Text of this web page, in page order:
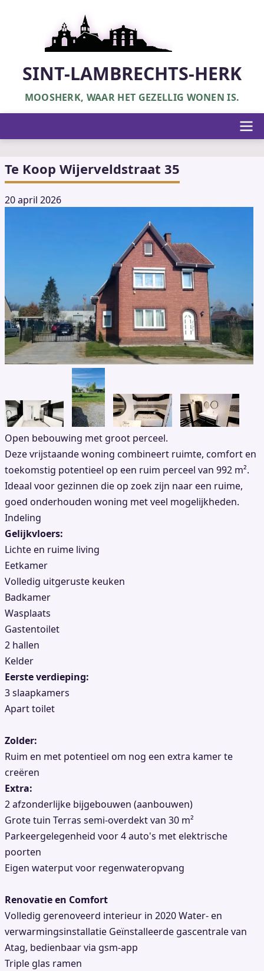
SINT-LAMBRECHTS-HERK
MOOSHERK, WAAR HET GEZELLIG WONEN IS.
Te Koop Wijerveldstraat 35
20 april 2026
Open bebouwing met groot perceel.
Deze vrijstaande woning combineert ruimte, comfort en
toekomstig potentieel op een ruim perceel van 992 m².
Ideaal voor gezinnen die op zoek zijn naar een ruime,
goed onderhouden woning met veel mogelijkheden.
Indeling
Gelijkvloers:
Lichte en ruime living
Eetkamer
Volledig uitgeruste keuken
Badkamer
Wasplaats
Gastentoilet
2 hallen
Kelder
Eerste verdieping:
3 slaapkamers
Apart toilet
Zolder:
Ruim en met potentieel om nog een extra kamer te
creëren
Extra:
2 afzonderlijke bijgebouwen (aanbouwen)
Grote tuin Terras semi-overdekt van 30 m²
Parkeergelegenheid voor 4 auto's met elektrische
poorten
Eigen waterput voor regenwateropvang
Renovatie en Comfort
Volledig gerenoveerd interieur in 2020 Water- en
verwarmingsinstallatie Geïnstalleerde gascentrale van
Atag, bedienbaar via gsm-app
Triple glas ramen